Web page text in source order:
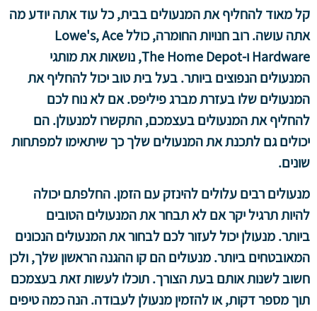
קל מאוד להחליף את המנעולים בבית, כל עוד אתה יודע מה
אתה עושה. רוב חנויות החומרה, כולל Lowe's, Ace
Hardware ו-The Home Depot, נושאות את מותגי
המנעולים הנפוצים ביותר. בעל בית טוב יכול להחליף את
המנעולים שלו בעזרת מברג פיליפס. אם לא נוח לכם
להחליף את המנעולים בעצמכם, התקשרו למנעולן. הם
יכולים גם לתכנת את המנעולים שלך כך שיתאימו למפתחות
שונים.
מנעולים רבים עלולים להינזק עם הזמן. החלפתם יכולה
להיות תרגיל יקר אם לא תבחר את המנעולים הטובים
ביותר. מנעולן יכול לעזור לכם לבחור את המנעולים הנכונים
המאובטחים ביותר. מנעולים הם קו ההגנה הראשון שלך, ולכן
חשוב לשנות אותם בעת הצורך. תוכלו לעשות זאת בעצמכם
תוך מספר דקות, או להזמין מנעולן לעבודה. הנה כמה טיפים